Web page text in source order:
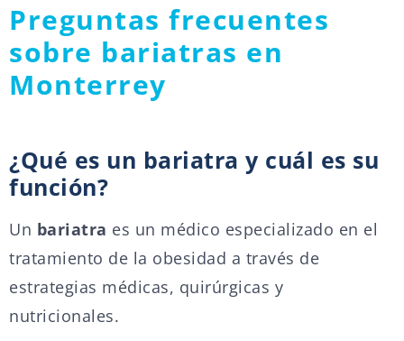
Preguntas frecuentes
sobre bariatras en
Monterrey
¿Qué es un bariatra y cuál es su
función?
Un bariatra es un médico especializado en el
tratamiento de la obesidad a través de
estrategias médicas, quirúrgicas y
nutricionales.